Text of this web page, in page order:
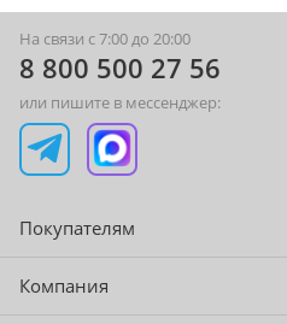
На связи с 7:00 до 20:00
8 800 500 27 56
или пишите в мессенджер:
Покупателям
Компания